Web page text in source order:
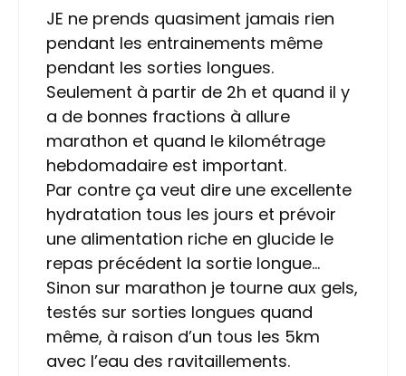
JE ne prends quasiment jamais rien
pendant les entrainements même
pendant les sorties longues.
Seulement à partir de 2h et quand il y
a de bonnes fractions à allure
marathon et quand le kilométrage
hebdomadaire est important.
Par contre ça veut dire une excellente
hydratation tous les jours et prévoir
une alimentation riche en glucide le
repas précédent la sortie longue…
Sinon sur marathon je tourne aux gels,
testés sur sorties longues quand
même, à raison d’un tous les 5km
avec l’eau des ravitaillements.